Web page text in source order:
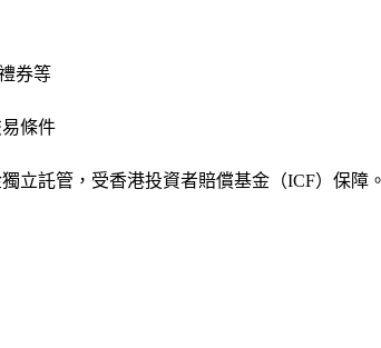
券等
條件
立託管，受香港投資者賠償基金（ICF）保障。